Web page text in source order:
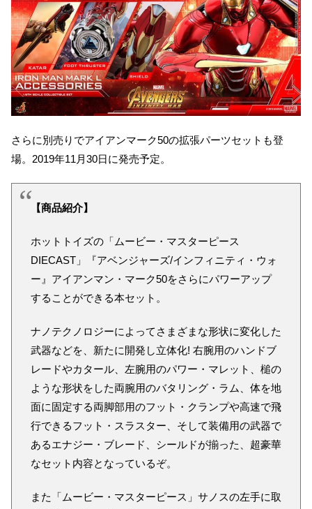
さらに別売りでアイアンマーク50の拡張パーツセットも登
場。2019年11月30日に発売予定。
【商品紹介】
ホットトイズの「ムービー・マスターピース
DIECAST」『アベンジャーズ/インフィニティ・ウォ
ー』アイアンマン・マーク50をさらにパワーアップ
することができる本セット。
ナノテクノロジーによってさまざまな形状に変化した
武器などを、新たに開発し立体化! 右腕用のハンドブ
レードやカタール、左腕用のパワー・マレット、槌の
ような形状をした両腕用のバタリング・ラム、体を地
面に固定する両脚部用のフット・クランプや高速で飛
行できるフット・スラスター、そして装備用の武器で
あるエナジー・ブレード、シールドが揃った、超豪華
なセット内容となっているぞ。
また「ムービー・マスターピース」サノスの左手に取